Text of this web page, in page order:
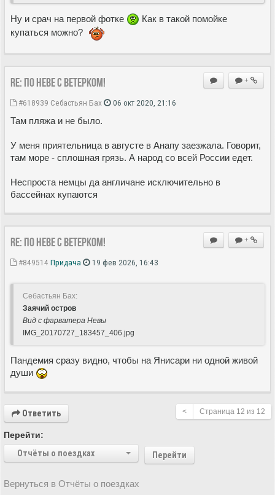
Ну и срач на первой фотке
Как в такой помойке
купаться можно?
+
Re: По Неве с ветерком!
#618939 Себастьян Бах 06 окт 2020, 21:16
Там пляжа и не было.
У меня приятельница в августе в Анапу заезжала. Говорит,
там море - сплошная грязь. А народ со всей России едет.
Неспроста немцы да англичане исключительно в
бассейнах купаются
+
Re: По Неве с ветерком!
#849514 Придача 19 фев 2026, 16:43
Себастьян Бах:
Заячий остров
Вид с фарватера Невы
IMG_20170727_183457_406.jpg
Пандемия сразу видно, чтобы на Янисари ни одной живой
души
Ответить < Страница 12 из 12
Перейти:
Отчёты о поездках
Перейти
Вернуться в Отчёты о поездках